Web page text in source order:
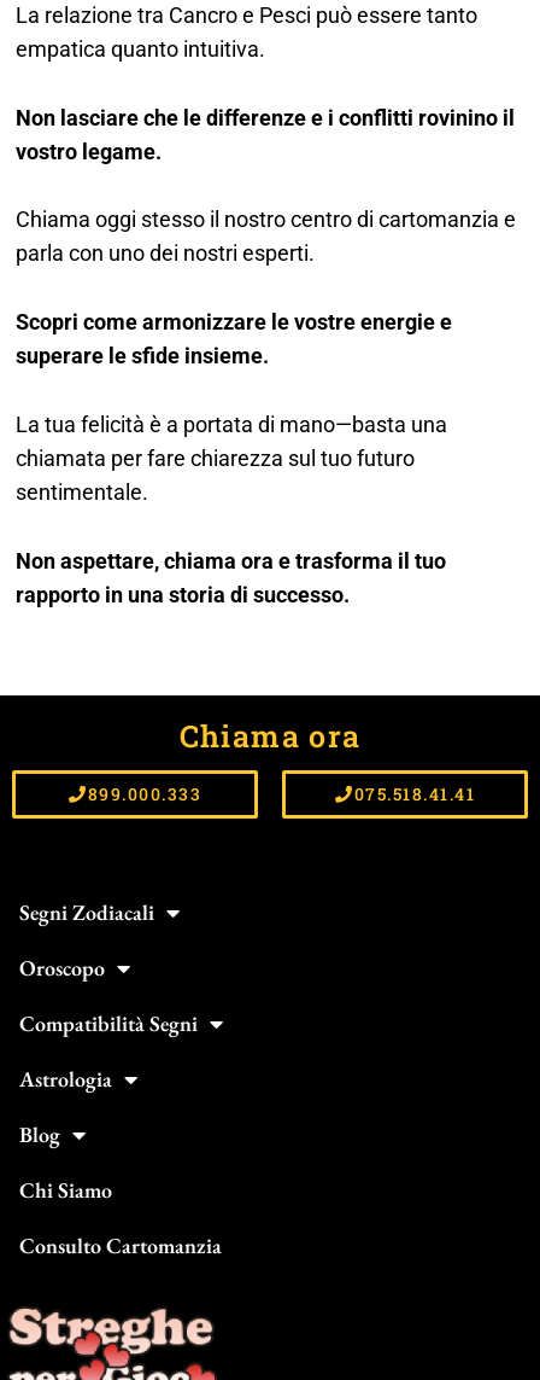
La relazione tra Cancro e Pesci può essere tanto
empatica quanto intuitiva.
Non lasciare che le differenze e i conflitti rovinino il
vostro legame.
Chiama oggi stesso il nostro centro di cartomanzia e
parla con uno dei nostri esperti.
Scopri come armonizzare le vostre energie e
superare le sfide insieme.
La tua felicità è a portata di mano—basta una
chiamata per fare chiarezza sul tuo futuro
sentimentale.
Non aspettare, chiama ora e trasforma il tuo
rapporto in una storia di successo.
Chiama ora
899.000.333 075.518.41.41
Segni Zodiacali
Oroscopo
Compatibilità Segni
Astrologia
Blog
Chi Siamo
Consulto Cartomanzia